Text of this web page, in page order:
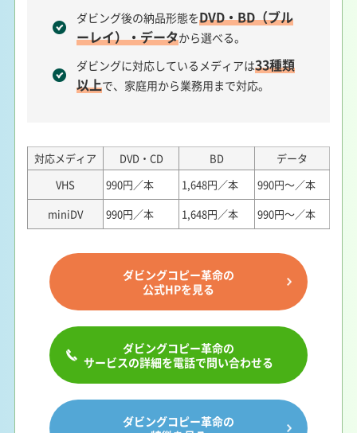
ダビング後の納品形態をDVD・BD（ブル
ーレイ）・データから選べる。
ダビングに対応しているメディアは33種類
以上で、家庭用から業務用まで対応。
対応メディア DVD・CD BD
データ
VHS
990円／本 1,648円／本
990円～／本
miniDV
990円／本 1,648円／本 990円～／本
ダビングコピー革命の
公式HPを見る
ダビングコピー革命の
サービスの詳細を電話で問い合わせる
ダビングコピー革命の